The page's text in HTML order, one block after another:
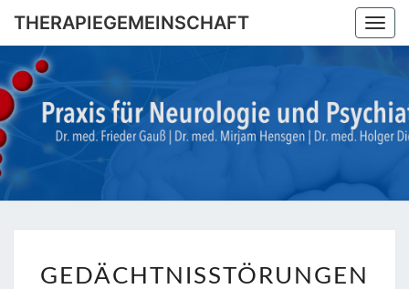
Skip
content
THERAPIEGEMEINSCHAFT
Dr. Med.
Frieder
Diegel
GEDÄCHTNISSTÖRUNGEN